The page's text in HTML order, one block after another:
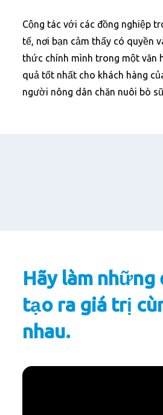
Cộng tác với các đồng nghiệp
tế, nơi bạn cảm thấy có quyền
thức chính mình trong một văn
quả tốt nhất cho khách hàng
người nông dân chăn nuôi bò
Hãy làm những
tạo ra giá trị
nhau.